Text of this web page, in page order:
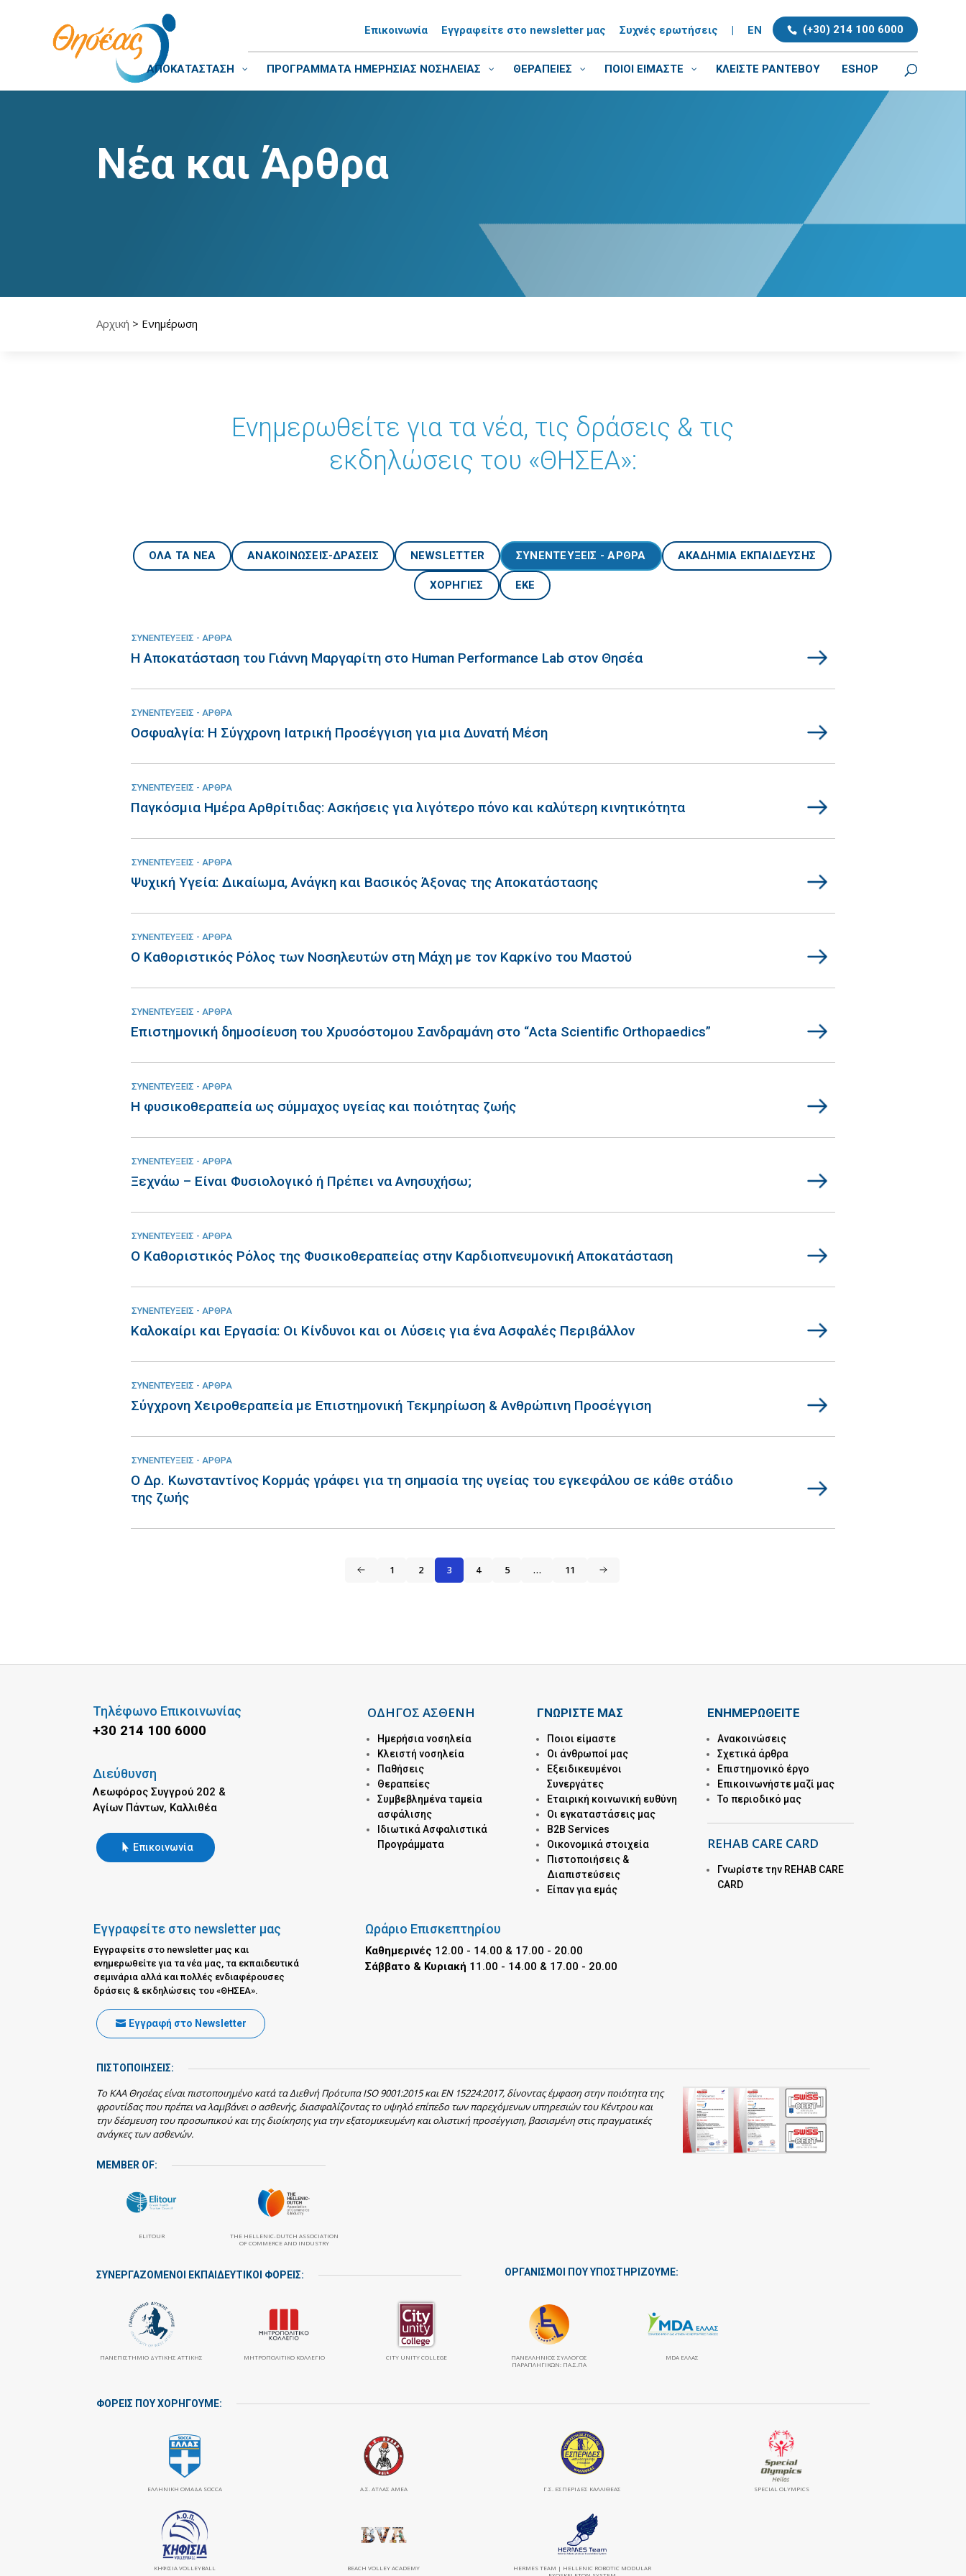
(+30) 214 100 6000
Επικοινωνία Εγγραφείτε στο newsletter μας Συχνές ερωτήσεις | EN
ΑΠΟΚΑΤΑΣΤΑΣΗ ΠΡΟΓΡΑΜΜΑΤΑ ΗΜΕΡΗΣΙΑΣ ΝΟΣΗΛΕΙΑΣ ΘΕΡΑΠΕΙΕΣ ΠΟΙΟΙ ΕΙΜΑΣΤΕ ΚΛΕΊΣΤΕ ΡΑΝΤΕΒΟΎ ESHOP
Νέα και Άρθρα
Αρχική > Ενημέρωση
Ενημερωθείτε για τα νέα, τις δράσεις & τις
εκδηλώσεις του «ΘΗΣΕΑ»:
ΟΛΑ ΤΑ ΝΕΑ ΑΝΑΚΟΙΝΩΣΕΙΣ-ΔΡΑΣΕΙΣ NEWSLETTER ΣΥΝΕΝΤΕΥΞΕΙΣ - ΑΡΘΡΑ ΑΚΑΔΗΜΙΑ ΕΚΠΑΙΔΕΥΣΗΣ
ΧΟΡΗΓΙΕΣ ΕΚΕ
ΣΥΝΕΝΤΕΥΞΕΙΣ - ΑΡΘΡΑ
Η Αποκατάσταση του Γιάννη Μαργαρίτη στο Human Performance Lab στον Θησέα
ΣΥΝΕΝΤΕΥΞΕΙΣ - ΑΡΘΡΑ
Οσφυαλγία: Η Σύγχρονη Ιατρική Προσέγγιση για μια Δυνατή Μέση
ΣΥΝΕΝΤΕΥΞΕΙΣ - ΑΡΘΡΑ
Παγκόσμια Ημέρα Αρθρίτιδας: Ασκήσεις για λιγότερο πόνο και καλύτερη κινητικότητα
ΣΥΝΕΝΤΕΥΞΕΙΣ - ΑΡΘΡΑ
Ψυχική Υγεία: Δικαίωμα, Ανάγκη και Βασικός Άξονας της Αποκατάστασης
ΣΥΝΕΝΤΕΥΞΕΙΣ - ΑΡΘΡΑ
Ο Καθοριστικός Ρόλος των Νοσηλευτών στη Μάχη με τον Καρκίνο του Μαστού
ΣΥΝΕΝΤΕΥΞΕΙΣ - ΑΡΘΡΑ
Eπιστημονική δημοσίευση του Χρυσόστομου Σανδραμάνη στο “Acta Scientific Orthopaedics”
ΣΥΝΕΝΤΕΥΞΕΙΣ - ΑΡΘΡΑ
Η φυσικοθεραπεία ως σύμμαχος υγείας και ποιότητας ζωής
ΣΥΝΕΝΤΕΥΞΕΙΣ - ΑΡΘΡΑ
Ξεχνάω – Είναι Φυσιολογικό ή Πρέπει να Ανησυχήσω;
ΣΥΝΕΝΤΕΥΞΕΙΣ - ΑΡΘΡΑ
Ο Καθοριστικός Ρόλος της Φυσικοθεραπείας στην Καρδιοπνευμονική Αποκατάσταση
ΣΥΝΕΝΤΕΥΞΕΙΣ - ΑΡΘΡΑ
Καλοκαίρι και Εργασία: Οι Κίνδυνοι και οι Λύσεις για ένα Ασφαλές Περιβάλλον
ΣΥΝΕΝΤΕΥΞΕΙΣ - ΑΡΘΡΑ
Σύγχρονη Χειροθεραπεία με Επιστημονική Τεκμηρίωση & Ανθρώπινη Προσέγγιση
ΣΥΝΕΝΤΕΥΞΕΙΣ - ΑΡΘΡΑ
Ο Δρ. Κωνσταντίνος Κορμάς γράφει για τη σημασία της υγείας του εγκεφάλου σε κάθε στάδιο
της ζωής
1 2 3 4 5 … 11
Τηλέφωνο Επικοινωνίας
+30 214 100 6000
Διεύθυνση
Λεωφόρος Συγγρού 202 &
Αγίων Πάντων, Καλλιθέα
Επικοινωνία
ΟΔΗΓΟΣ ΑΣΘΕΝΗ
Ημερήσια νοσηλεία
Kλειστή νοσηλεία
Παθήσεις
Θεραπείες
Συμβεβλημένα ταμεία
ασφάλισης
Ιδιωτικά Ασφαλιστικά
Προγράμματα
ΓΝΩΡΙΣΤΕ ΜΑΣ
Ποιοι είμαστε
Οι άνθρωποί μας
Εξειδικευμένοι
Συνεργάτες
Εταιρική κοινωνική ευθύνη
Οι εγκαταστάσεις μας
B2B Services
Οικονομικά στοιχεία
Πιστοποιήσεις &
Διαπιστεύσεις
Είπαν για εμάς
ΕΝΗΜΕΡΩΘΕΙΤΕ
Ανακοινώσεις
Σχετικά άρθρα
Επιστημονικό έργο
Επικοινωνήστε μαζί μας
Το περιοδικό μας
REHAB CARE CARD
Γνωρίστε την REHAB CARE
CARD
Εγγραφείτε στο newsletter μας
Εγγραφείτε στο newsletter μας και
ενημερωθείτε για τα νέα μας, τα εκπαιδευτικά
σεμινάρια αλλά και πολλές ενδιαφέρουσες
δράσεις & εκδηλώσεις του «ΘΗΣΕΑ».
Εγγραφή στο Newsletter
Ωράριο Επισκεπτηρίου
Καθημερινές 12.00 - 14.00 & 17.00 - 20.00
Σάββατο & Κυριακή 11.00 - 14.00 & 17.00 - 20.00
ΠΙΣΤΟΠΟΙΗΣΕΙΣ:
Το ΚΑΑ Θησέας είναι πιστοποιημένο κατά τα Διεθνή Πρότυπα ISO 9001:2015 και EN 15224:2017, δίνοντας έμφαση στην ποιότητα της
φροντίδας που πρέπει να λαμβάνει ο ασθενής, διασφαλίζοντας το υψηλό επίπεδο των παρεχόμενων υπηρεσιών του Κέντρου και
την δέσμευση του προσωπικού και της διοίκησης για την εξατομικευμένη και ολιστική προσέγγιση, βασισμένη στις πραγματικές
ανάγκες των ασθενών.
MEMBER OF:
ELITOUR
THE HELLENIC-DUTCH ASSOCIATION
OF COMMERCE AND INDUSTRY
ΣΥΝΕΡΓΑΖΌΜΕΝΟΙ ΕΚΠΑΙΔΕΥΤΙΚΟΊ ΦΟΡΕΊΣ: ΟΡΓΑΝΙΣΜΟΙ ΠΟΥ ΥΠΟΣΤΗΡΙΖΟΥΜΕ:
ΠΑΝΕΠΙΣΤΉΜΙΟ ΔΥΤΙΚΉΣ ΑΤΤΙΚΉΣ ΜΗΤΡΟΠΟΛΙΤΙΚΌ ΚΟΛΛΈΓΙΟ CITY UNITY COLLEGE
ΠΑΝΕΛΛΉΝΙΟΣ ΣΎΛΛΟΓΟΣ
ΠΑΡΑΠΛΗΓΙΚΏΝ: ΠΑ.Σ.ΠΑ
MDA ΕΛΛΑΣ
ΦΟΡΕΙΣ ΠΟΥ ΧΟΡΗΓΟΥΜΕ:
ΕΛΛΗΝΙΚΗ ΟΜΑΔΑ SOCCA Α.Σ. ΑΤΛΑΣ ΑΜΕΑ Γ.Σ. ΕΣΠΕΡΙΔΕΣ ΚΑΛΛΙΘΕΑΣ SPECIAL OLYMPICS
ΚΗΦΙΣΙΆ VOLLEYBALL BEACH VOLLEY ACADEMY
HERMES TEAM | HELLENIC ROBOTIC MODULAR